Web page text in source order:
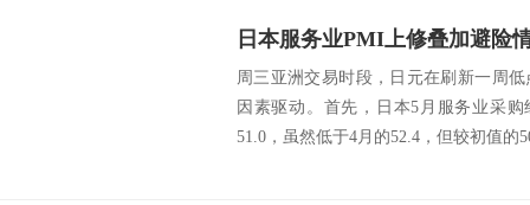
周三亚洲交易时段，日元在刷新一周
因素驱动。首先，日本5月服务业采
51.0，虽然低于4月的52.4，但较初值的